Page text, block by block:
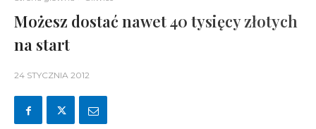
Możesz dostać nawet 40 tysięcy złotych
na start
24 STYCZNIA 2012